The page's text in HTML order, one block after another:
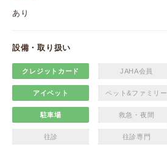
あり
設備・取り扱い
クレジットカード JAHA会員
アイペット ペット&ファミリー
駐車場 救急・夜間
往診 往診専門